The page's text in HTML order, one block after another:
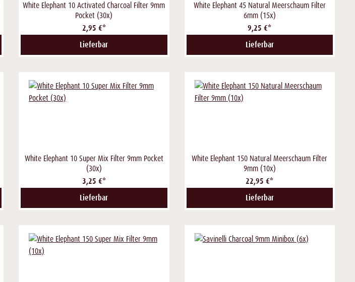
White Elephant 10 Activated Charcoal Filter 9mm
Pocket (30x)
2,95 €*
Lieferbar
White Elephant 45 Natural Meerschaum Filter
6mm (15x)
9,25 €*
Lieferbar
White Elephant 10 Super Mix Filter 9mm Pocket
(30x)
3,25 €*
Lieferbar
White Elephant 150 Natural Meerschaum Filter
9mm (10x)
22,95 €*
Lieferbar